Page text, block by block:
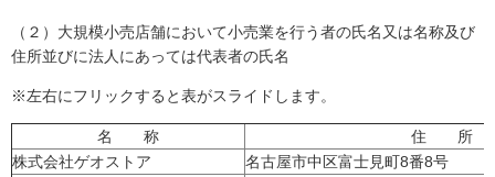
（２）大規模小売店舗において小売業を行う者の氏名又は名称及び
住所並びに法人にあっては代表者の氏名
※左右にフリックすると表がスライドします。
名 称
住 所
株式会社ゲオストア
名古屋市中区富士見町8番8号